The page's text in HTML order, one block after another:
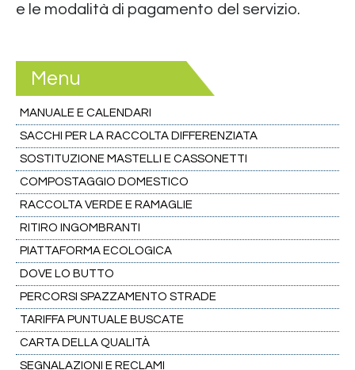
e le modalità di pagamento del servizio.
Menu
MANUALE E CALENDARI
SACCHI PER LA RACCOLTA DIFFERENZIATA
SOSTITUZIONE MASTELLI E CASSONETTI
COMPOSTAGGIO DOMESTICO
RACCOLTA VERDE E RAMAGLIE
RITIRO INGOMBRANTI
PIATTAFORMA ECOLOGICA
DOVE LO BUTTO
PERCORSI SPAZZAMENTO STRADE
TARIFFA PUNTUALE BUSCATE
CARTA DELLA QUALITÀ
SEGNALAZIONI E RECLAMI